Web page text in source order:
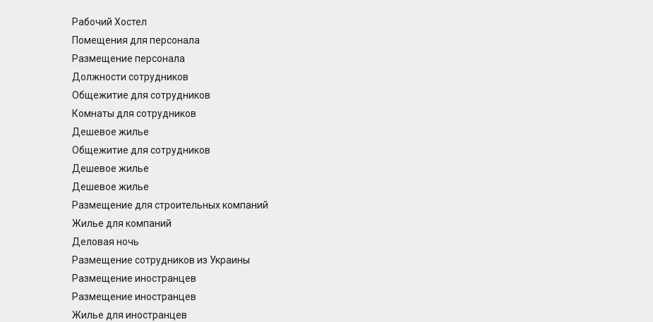
Рабочий Хостел
Помещения для персонала
Размещение персонала
Должности сотрудников
Общежитие для сотрудников
Комнаты для сотрудников
Дешевое жилье
Общежитие для сотрудников
Дешевое жилье
Дешевое жилье
Размещение для строительных компаний
Жилье для компаний
Деловая ночь
Размещение сотрудников из Украины
Размещение иностранцев
Размещение иностранцев
Жилье для иностранцев